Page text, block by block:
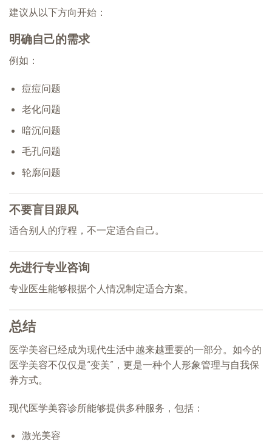
建议从以下方向开始：
明确自己的需求
例如：
痘痘问题
老化问题
暗沉问题
毛孔问题
轮廓问题
不要盲目跟风
适合别人的疗程，不一定适合自己。
先进行专业咨询
专业医生能够根据个人情况制定适合方案。
总结
医学美容已经成为现代生活中越来越重要的一部分。如今的
医学美容不仅仅是“变美”，更是一种个人形象管理与自我保
养方式。
现代医学美容诊所能够提供多种服务，包括：
激光美容